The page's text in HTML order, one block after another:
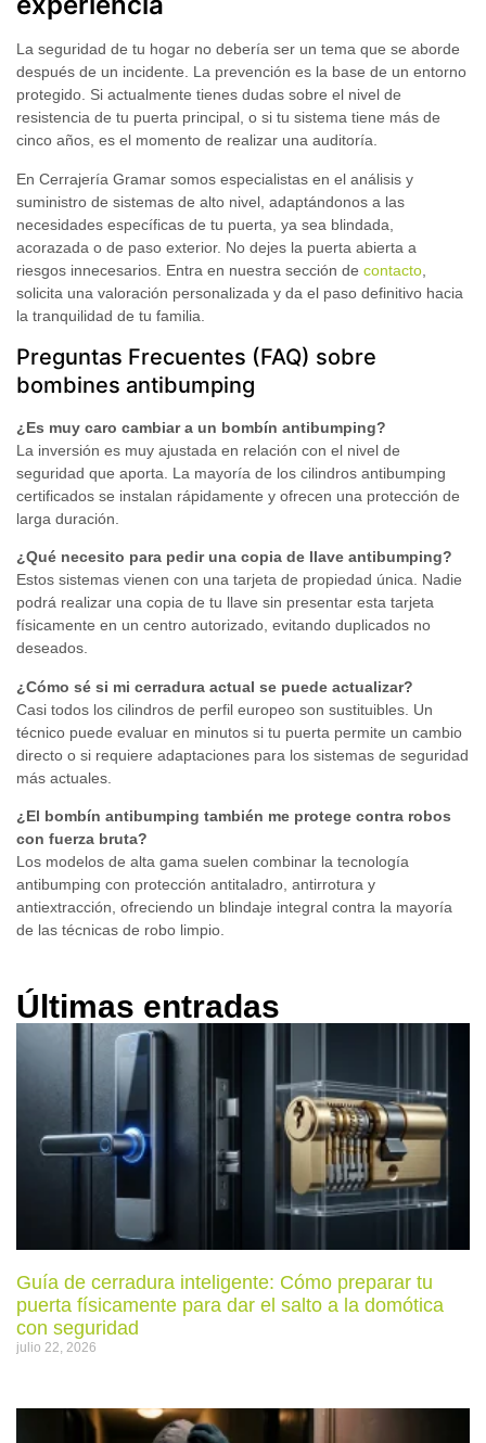
La seguridad de tu hogar no debería ser un tema que se aborde
después de un incidente. La prevención es la base de un entorno
protegido. Si actualmente tienes dudas sobre el nivel de
resistencia de tu puerta principal, o si tu sistema tiene más de
cinco años, es el momento de realizar una auditoría.
En Cerrajería Gramar somos especialistas en el análisis y
suministro de sistemas de alto nivel, adaptándonos a las
necesidades específicas de tu puerta, ya sea blindada,
acorazada o de paso exterior. No dejes la puerta abierta a
riesgos innecesarios. Entra en nuestra sección de contacto
solicita una valoración personalizada y da el paso definitivo hacia
la tranquilidad de tu familia.
Preguntas Frecuentes (FAQ) sobre
bombines antibumping
¿Es muy caro cambiar a un bombín antibumping?
La inversión es muy ajustada en relación con el nivel de
seguridad que aporta. La mayoría de los cilindros antibumping
certificados se instalan rápidamente y ofrecen una protección de
larga duración.
¿Qué necesito para pedir una copia de llave antibumping?
Estos sistemas vienen con una tarjeta de propiedad única. Nadie
podrá realizar una copia de tu llave sin presentar esta tarjeta
físicamente en un centro autorizado, evitando duplicados no
deseados.
¿Cómo sé si mi cerradura actual se puede actualizar?
Casi todos los cilindros de perfil europeo son sustituibles. Un
técnico puede evaluar en minutos si tu puerta permite un cambio
directo o si requiere adaptaciones para los sistemas de seguridad
más actuales.
¿El bombín antibumping también me protege contra robos
con fuerza bruta?
Los modelos de alta gama suelen combinar la tecnología
antibumping con protección antitaladro, antirrotura y
antiextracción, ofreciendo un blindaje integral contra la mayoría
de las técnicas de robo limpio.
Últimas entradas
Guía de cerradura inteligente: Cómo preparar tu
puerta físicamente para dar el salto a la domótica
con seguridad
julio 22, 2026